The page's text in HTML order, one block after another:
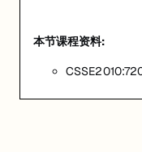
本节课程资料: